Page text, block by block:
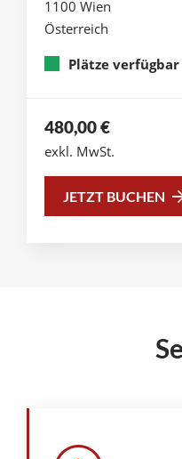
1100 Wien
Österreich
Plätze verfügbar
480,00€
exkl. MwSt.
JETZT BUCHEN